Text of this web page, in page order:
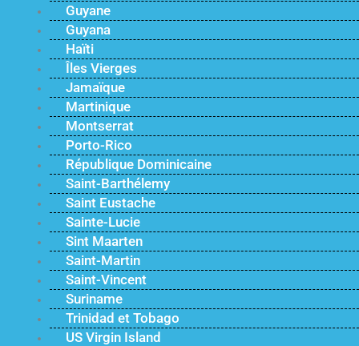
Guyane
Guyana
Haïti
Îles Vierges
Jamaïque
Martinique
Montserrat
Porto-Rico
République Dominicaine
Saint-Barthélemy
Saint Eustache
Sainte-Lucie
Sint Maarten
Saint-Martin
Saint-Vincent
Suriname
Trinidad et Tobago
US Virgin Island